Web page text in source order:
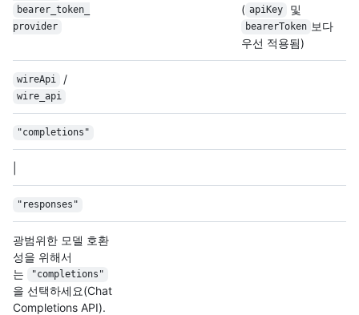
bearer_token_
provider
( apiKey 및
bearerToken 보다
우선 적용됨)
wireApi /
wire_api
"completions"
"responses"
광범위한 모델 호환
성을 위해서
는
"completions"
을 선택하세요(Chat
Completions API).